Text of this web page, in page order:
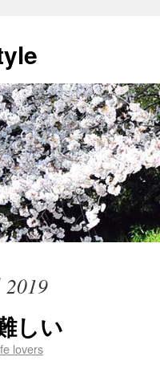
しい
lovers